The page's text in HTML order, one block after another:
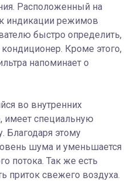
Расположенный на
индикации режимов
быстро определить,
Кроме этого,
напоминает о
во внутренних
имеет специальную
Благодаря этому
шума и уменьшается
потока. Так же есть
приток свежего воздуха.